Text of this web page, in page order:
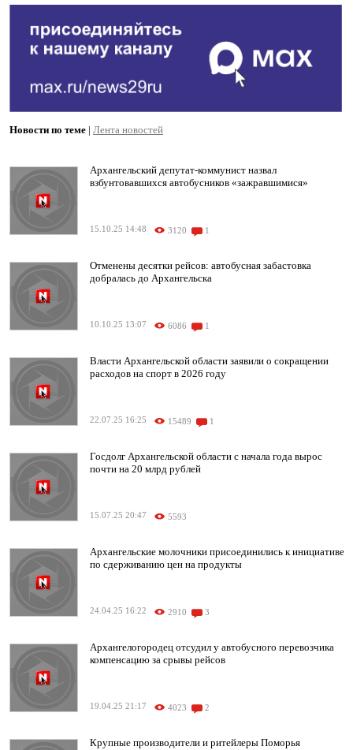
Новости по теме | Лента новостей
Архангельский депутат-коммунист назвал
взбунтовавшихся автобусников «зажравшимися»
15.10.25 14:48 3120 1
Отменены десятки рейсов: автобусная забастовка
добралась до Архангельска
10.10.25 13:07 6086 1
Власти Архангельской области заявили о сокращении
расходов на спорт в 2026 году
22.07.25 16:25 15489 1
Госдолг Архангельской области с начала года вырос
почти на 20 млрд рублей
15.07.25 20:47 5593
Архангельские молочники присоединились к инициативе
по сдерживанию цен на продукты
24.04.25 16:22 2910 3
Архангелогородец отсудил у автобусного перевозчика
компенсацию за срывы рейсов
19.04.25 21:17 4023 2
Крупные производители и ритейлеры Поморья